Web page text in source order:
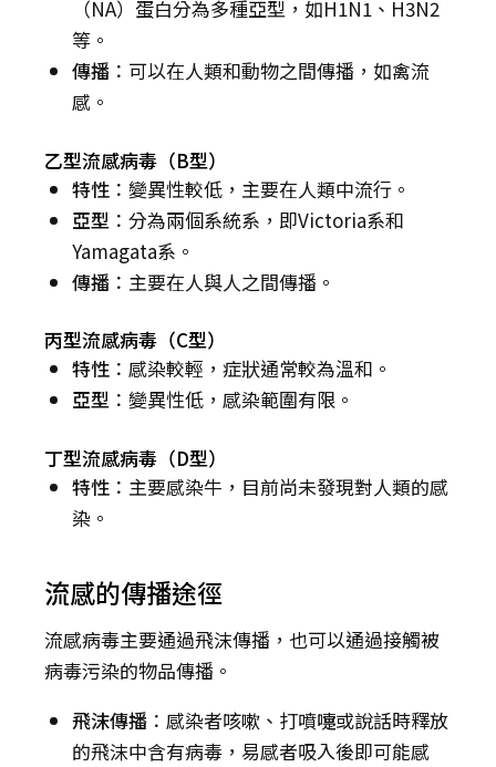
（NA）蛋白分為多種亞型，如H1N1、H3N2
等。
傳播 ：可以在人類和動物之間傳播，如禽流
感。
乙型流感病毒（B型）
特性 ：變異性較低，主要在人類中流行。
亞型 ：分為兩個系統系，即Victoria系和
Yamagata系。
傳播 ：主要在人與人之間傳播。
丙型流感病毒（C型）
特性 ：感染較輕，症狀通常較為溫和。
亞型 ：變異性低，感染範圍有限。
丁型流感病毒（D型）
特性 ：主要感染牛，目前尚未發現對人類的感
染。
流感的傳播途徑
流感病毒主要通過飛沫傳播，也可以通過接觸被
病毒污染的物品傳播。
飛沫傳播 ：感染者咳嗽、打噴嚏或說話時釋放
的飛沫中含有病毒，易感者吸入後即可能感